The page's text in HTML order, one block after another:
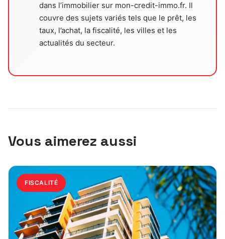
dans l’immobilier sur mon-credit-immo.fr. Il
couvre des sujets variés tels que le prêt, les
taux, l’achat, la fiscalité, les villes et les
actualités du secteur.
Vous aimerez aussi
FISCALITÉ